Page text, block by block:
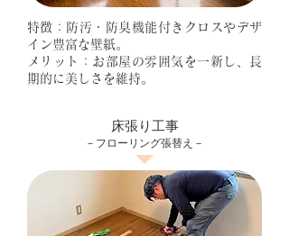
特徴：防汚・防臭機能付きクロスやデザ
イン豊富な壁紙。
メリット：お部屋の雰囲気を一新し、長
期的に美しさを維持。
床張り工事
－フローリング張替え－